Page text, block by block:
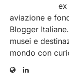
ex
aviazione e
Blogger
musei e
mondo con